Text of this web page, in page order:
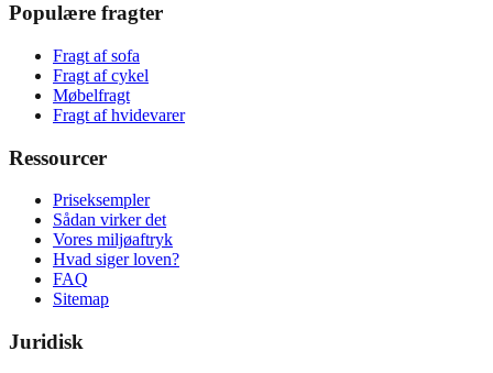
Populære fragter
Fragt af sofa
Fragt af cykel
Møbelfragt
Fragt af hvidevarer
Ressourcer
Priseksempler
Sådan virker det
Vores miljøaftryk
Hvad siger loven?
FAQ
Sitemap
Juridisk